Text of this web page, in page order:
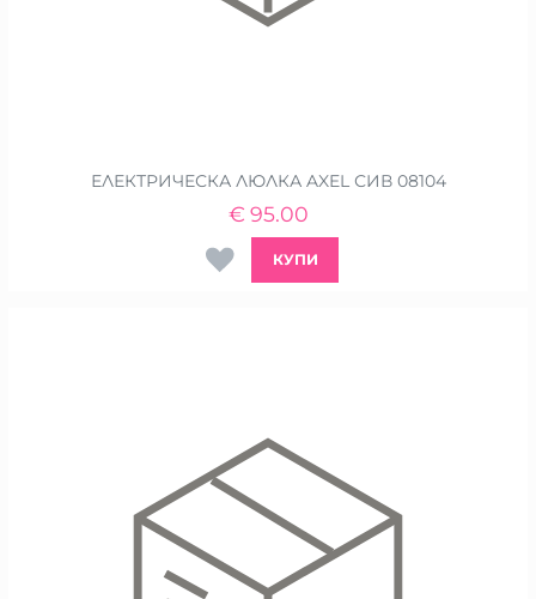
ЕЛЕКТРИЧЕСКА ЛЮЛКА AXEL СИВ 08104
95.00
€
КУПИ